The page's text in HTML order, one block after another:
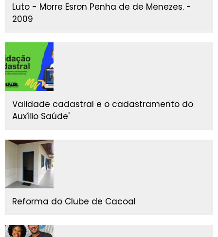
Luto - Morre Esron Penha de de Menezes. -
2009
Validade cadastral e o cadastramento do
Auxílio Saúde'
Reforma do Clube de Cacoal